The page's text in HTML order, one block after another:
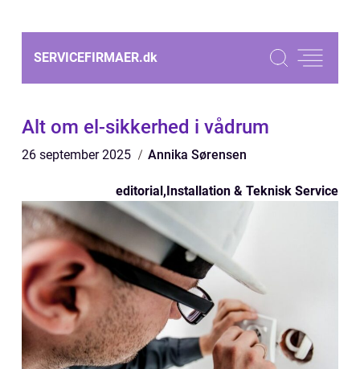
SERVICEFIRMAER.dk
Alt om el-sikkerhed i vådrum
26 september 2025 Annika Sørensen
editorial,Installation & Teknisk Service